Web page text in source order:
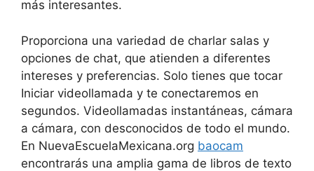
más interesantes.
Proporciona una variedad de charlar salas y
opciones de chat, que atienden a diferentes
intereses y preferencias. Solo tienes que tocar
Iniciar videollamada y te conectaremos en
segundos. Videollamadas instantáneas, cámara
a cámara, con desconocidos de todo el mundo.
En NuevaEscuelaMexicana.org baocam
encontrarás una amplia gama de libros de texto